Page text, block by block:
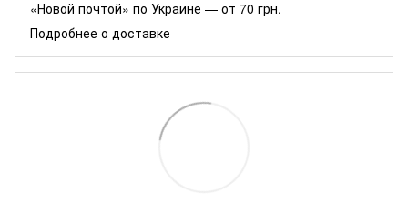
«Новой почтой» по Украине — от 70 грн.
Подробнее о доставке